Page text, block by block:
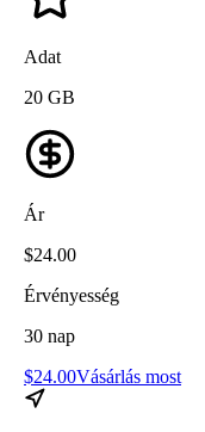
Adat
20 GB
Ár
$24.00
Érvényesség
30 nap
$24.00Vásárlás most